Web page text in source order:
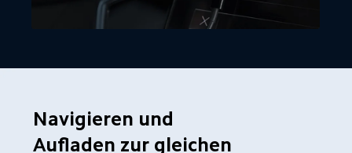
Navigieren und
Aufladen zur gleichen